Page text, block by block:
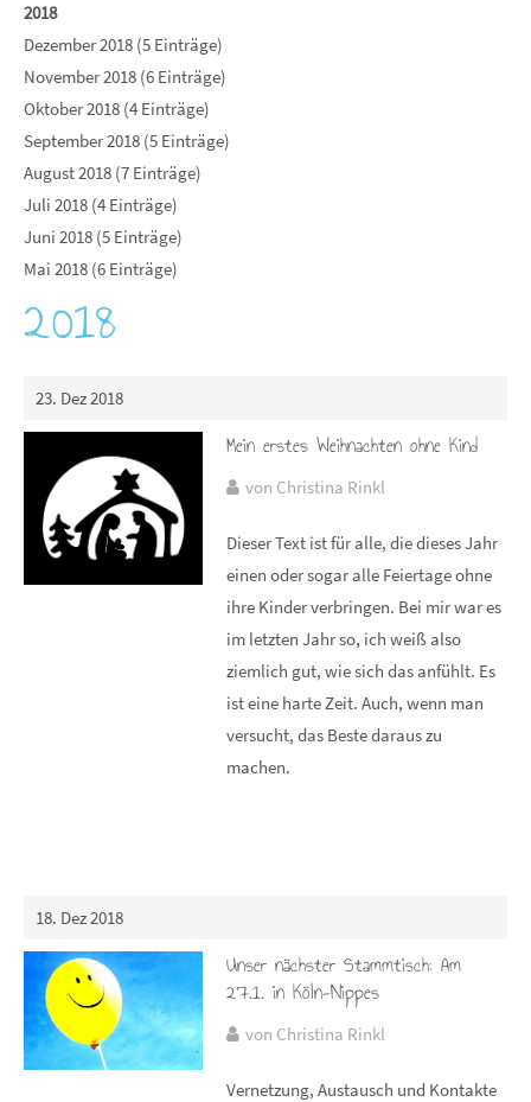
2018
Dezember 2018 (5 Einträge)
November 2018 (6 Einträge)
Oktober 2018 (4 Einträge)
September 2018 (5 Einträge)
August 2018 (7 Einträge)
Juli 2018 (4 Einträge)
Juni 2018 (5 Einträge)
Mai 2018 (6 Einträge)
2018
23. Dez 2018
Mein erstes Weihnachten ohne Kind
von Christina Rinkl
Dieser Text ist für alle, die dieses Jahr
einen oder sogar alle Feiertage ohne
ihre Kinder verbringen. Bei mir war es
im letzten Jahr so, ich weiß also
ziemlich gut, wie sich das anfühlt. Es
ist eine harte Zeit. Auch, wenn man
versucht, das Beste daraus zu
machen.
18. Dez 2018
Unser nächster Stammtisch: Am
27.1. in Köln-Nippes
von Christina Rinkl
Vernetzung, Austausch und Kontakte